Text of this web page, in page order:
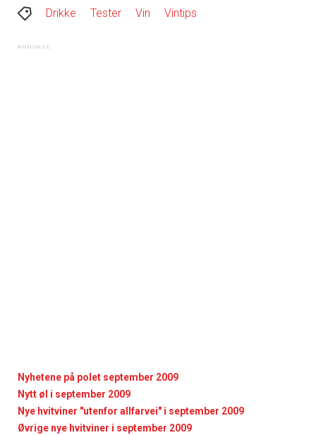
Drikke Tester Vin Vintips
Nyhetene på polet september 2009
Nytt øl i september 2009
Nye hvitviner "utenfor allfarvei" i september 2009
Øvrige nye hvitviner i september 2009